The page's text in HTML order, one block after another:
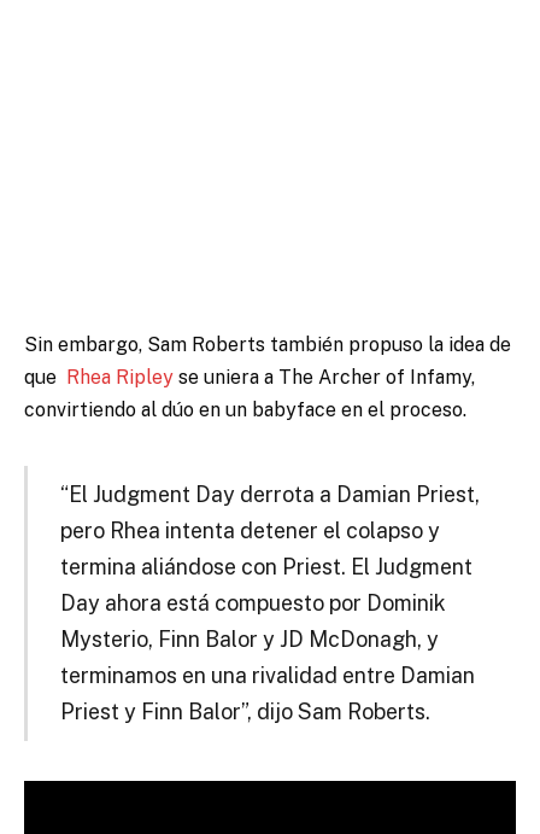
Sin embargo, Sam Roberts también propuso la idea de
que Rhea Ripley se uniera a The Archer of Infamy,
convirtiendo al dúo en un babyface en el proceso.
“El Judgment Day derrota a Damian Priest,
pero Rhea intenta detener el colapso y
termina aliándose con Priest. El Judgment
Day ahora está compuesto por Dominik
Mysterio, Finn Balor y JD McDonagh, y
terminamos en una rivalidad entre Damian
Priest y Finn Balor”, dijo Sam Roberts.